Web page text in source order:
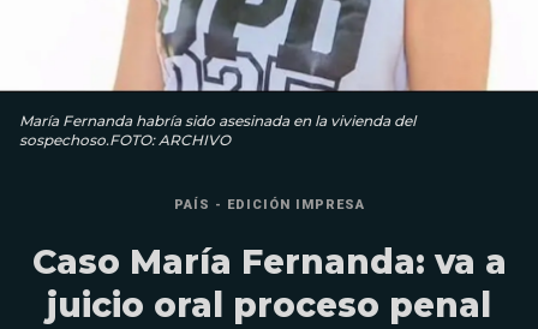
María Fernanda habría sido asesinada en la vivienda del
sospechoso.FOTO: ARCHIVO
PAÍS - EDICIÓN IMPRESA
Caso María Fernanda: va a
juicio oral proceso penal